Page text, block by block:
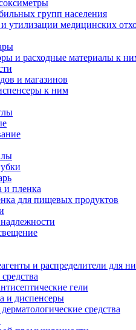
групп населения
утилизации медицинских
и расходные материалы к
и магазинов
к ним
и пленка
для пищевых продуктов
и распределители для
гели
и диспенсеры
средства